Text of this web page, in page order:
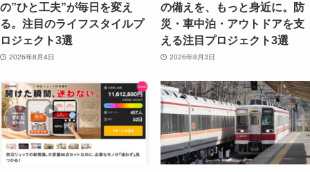
の”ひと工夫”が毎日を変え
る。注目のライフスタイルプ
ロジェクト3選
2026年8月4日
の備えを、もっと身近に。防
災・車中泊・アウトドアを支
える注目プロジェクト3選
2026年8月3日